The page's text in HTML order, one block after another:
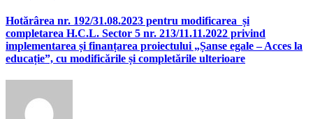
Hotărârea nr. 192/31.08.2023 pentru modificarea și
completarea H.C.L. Sector 5 nr. 213/11.11.2022 privind
implementarea și finanțarea proiectului „Șanse egale – Acces la
educație”, cu modificările și completările ulterioare